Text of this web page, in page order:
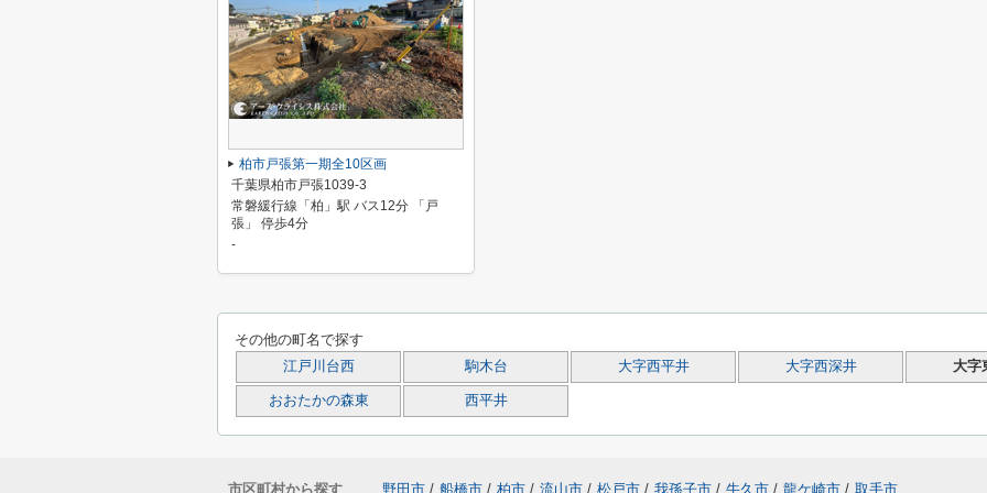
柏市戸張第一期全10区画
千葉県柏市戸張1039-3
常磐緩行線「柏」駅 バス12分 「戸
張」 停歩4分
-
その他の町名で探す
江戸川台西 駒木台 大字西平井 大字西深井 大字
おおたかの森東 西平井
市区町村から探す 野田市 / 船橋市 / 柏市 / 流山市 / 松戸市 / 我孫子市 / 牛久市 / 龍ケ崎市 / 取手市